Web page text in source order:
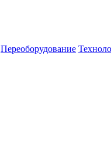
Переоборудование